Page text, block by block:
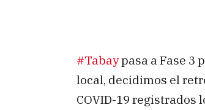
#Tabaypasa a Fase 3
local, decidimos el
COVID-19 registrados